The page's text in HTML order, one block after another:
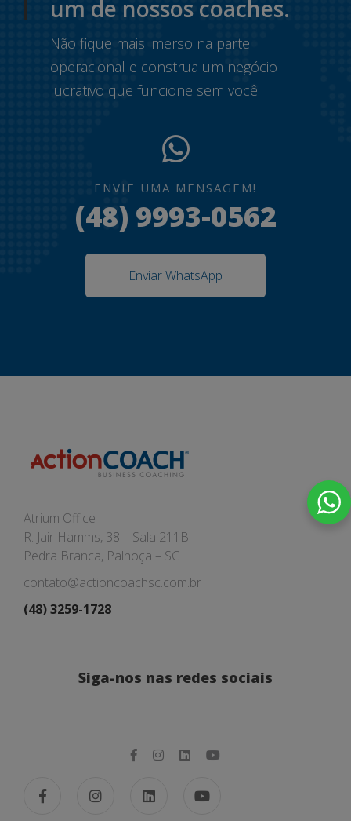
um de nossos coaches.
Não fique mais imerso na parte
operacional e construa um negócio
lucrativo que funcione sem você.
ENVIE UMA MENSAGEM!
(48) 9993-0562
Enviar WhatsApp
Atrium Office
R. Jair Hamms, 38 – Sala 211B
Pedra Branca, Palhoça – SC
contato@actioncoachsc.com.br
(48) 3259-1728
Siga-nos nas redes sociais